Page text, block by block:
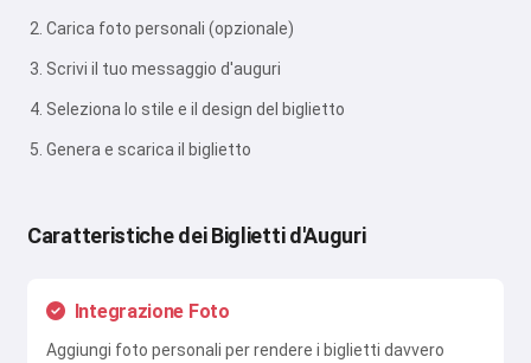
Carica foto personali (opzionale)
Scrivi il tuo messaggio d'auguri
Seleziona lo stile e il design del biglietto
Genera e scarica il biglietto
Caratteristiche dei Biglietti d'Auguri
Integrazione Foto
Aggiungi foto personali per rendere i biglietti davvero